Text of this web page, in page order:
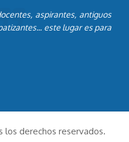
aspirantes, antiguos
este lugar es para
los derechos reservados.